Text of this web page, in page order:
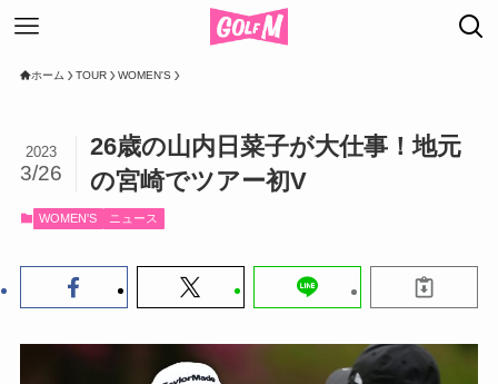
ホーム TOUR WOMEN'S
26歳の山内日菜子が大仕事！地元
の宮崎でツアー初V
2023
3/26
WOMEN'S ニュース